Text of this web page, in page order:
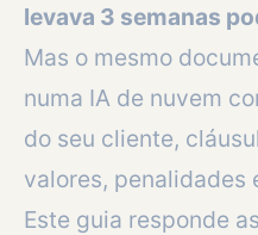
levava 3 semanas
Mas o mesmo
numa IA de nuvem
do seu cliente,
valores, penalidades
Este guia responde